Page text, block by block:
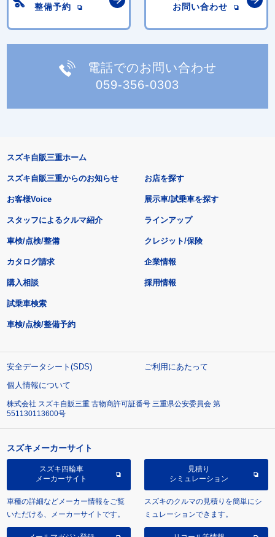
整備予約
お問い合わせ
電話でのお問い合わせ
059-356-0303
スズキ自販三重ホーム
スズキ自販三重からのお知らせ
お客様Voice
スタッフによるクルマ紹介
お店を探す
展示車/試乗車を探す
ラインアップ
車検/点検/整備 クレジット/保険
カタログ請求
購入相談
試乗車検索
車検/点検/整備予約
企業情報
採用情報
安全データシート(SDS)
ご利用にあたって
個人情報について
株式会社 スズキ自販三重 古物商許可証番号 三重県公安委員会 第
551130113600号
スズキメーカーサイト
スズキ四輪車
メーカーサイト
車種の詳細などメーカー情報をご覧
いただける、メーカーサイトです。
見積り
シミュレーション
スズキのクルマの見積りを簡単にシ
ミュレーションできます。